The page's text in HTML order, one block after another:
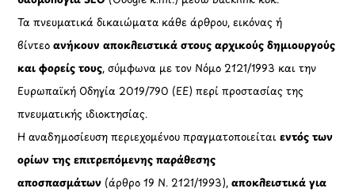
Τα πνευματικά δικαιώματα κάθε άρθρου, εικόνας ή
βίντεοανήκουν αποκλειστικά στους αρχικούς δημιουργούς
και φορείς τους, σύμφωνα με τον Νόμο 2121/1993 και την
Ευρωπαϊκή Οδηγία 2019/790 (ΕΕ) περί προστασίας της
πνευματικής ιδιοκτησίας.
Η αναδημοσίευση περιεχομένου πραγματοποιείταιεντός των
ορίων της επιτρεπόμενης παράθεσης
αποσπασμάτων (άρθρο 19 Ν. 2121/1993), αποκλειστικά για